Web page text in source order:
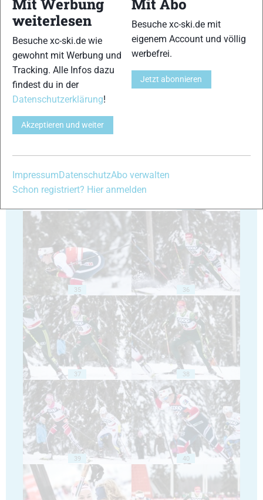
29 30
31
35 36
37 38
39 40
Mit Werbung
weiterlesen
Besuche xc-ski.de wie
gewohnt mit Werbung und
Tracking. Alle Infos dazu
findest du in der
Datenschutzerklärung!
Akzeptieren und weiter
Mit Abo
Besuche xc-ski.de mit
eigenem Account und völlig
werbefrei.
Jetzt abonnieren
ImpressumDatenschutzAbo verwalten
Schon registriert? Hier anmelden